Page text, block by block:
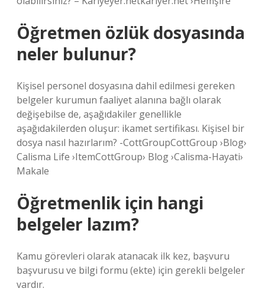
Öğretmen özlük dosyasında
neler bulunur?
Kişisel personel dosyasına dahil edilmesi gereken
belgeler kurumun faaliyet alanına bağlı olarak
değişebilse de, aşağıdakiler genellikle
aşağıdakilerden oluşur: ikamet sertifikası. Kişisel bir
dosya nasıl hazırlarım? -CottGroupCottGroup ›Blog›
Calisma Life ›ItemCottGroup› Blog ›Calisma-Hayati›
Makale
Öğretmenlik için hangi
belgeler lazım?
Kamu görevleri olarak atanacak ilk kez, başvuru
başvurusu ve bilgi formu (ekte) için gerekli belgeler
vardır.